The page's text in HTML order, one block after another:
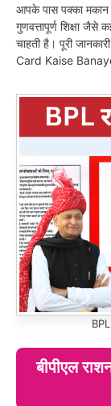
आपके पास पक्का मकान
गुणवत्तापूर्ण शिक्षा
चाहती है। पूरी
Card Kaise
बीपीएल